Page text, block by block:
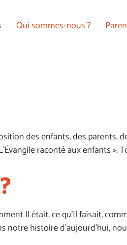
Qui sommes-nous ?
des enfants, des parents,
raconté aux enfants ».
Il était, ce qu’Il faisait,
notre histoire d’aujourd’hui,